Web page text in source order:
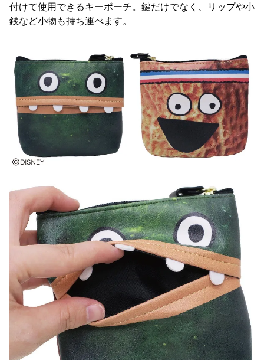
付けて使用できるキーポーチ。鍵だけでなく、リップや小
銭など小物も持ち運べます。